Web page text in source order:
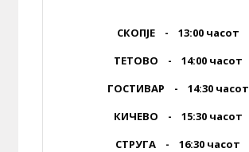
СКОПЈЕ - 13:00 часот
ТЕТОВО - 14:00 часот
ГОСТИВАР - 14:30 часот
КИЧЕВО - 15:30 часот
СТРУГА - 16:30 часот